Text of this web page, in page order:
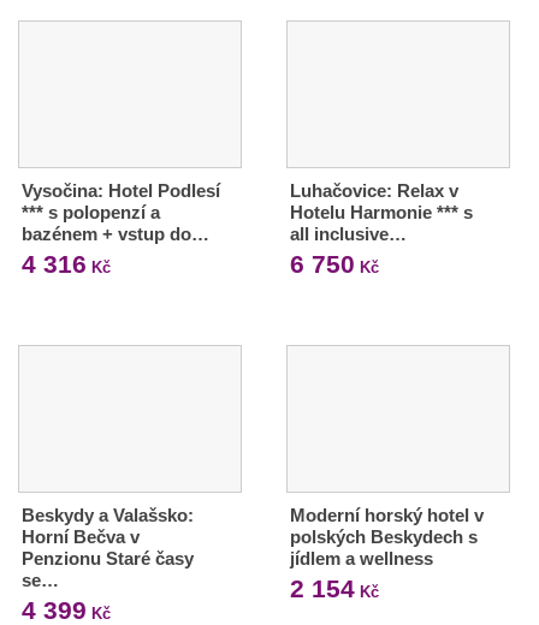
Vysočina: Hotel Podlesí
*** s polopenzí a
bazénem + vstup do…
4 316 Kč
Luhačovice: Relax v
Hotelu Harmonie *** s
all inclusive…
6 750 Kč
Beskydy a Valašsko:
Horní Bečva v
Penzionu Staré časy
se…
4 399 Kč
Moderní horský hotel v
polských Beskydech s
jídlem a wellness
2 154Kč